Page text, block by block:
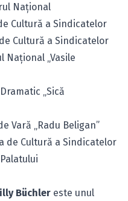
Naţional
Cultură a Sindicatelor
Cultură a Sindicatelor
Naţional „Vasile
„Sică
Vară „Radu Beligan”
de Cultură a Sindicatelor
Büchler este unul